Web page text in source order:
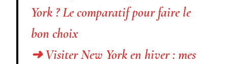
York ? Le comparatif pour faire le
bon choix
➜ Visiter New York en hiver : mes